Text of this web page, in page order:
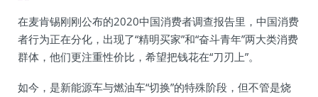
在麦肯锡刚刚公布的2020中国消费者调查报告里，中国消费
者行为正在分化，出现了“精明买家”和“奋斗青年”两大类消费
群体，他们更注重性价比，希望把钱花在“刀刃上”。
如今，是新能源车与燃油车“切换”的特殊阶段，但不管是烧